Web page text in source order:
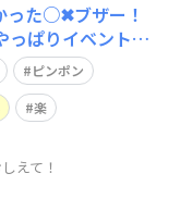
った○✖︎ブザー！
っぱりイベントご
ト企画します
せんが、家庭、職
い具体的アイデ
ピンポン
楽
えて！